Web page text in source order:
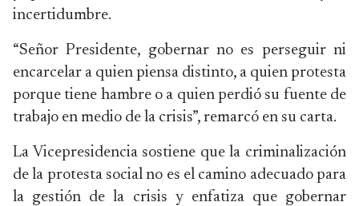
incertidumbre.
“Señor Presidente, gobernar no es perseguir ni
encarcelar a quien piensa distinto, a quien protesta
porque tiene hambre o a quien perdió su fuente de
trabajo en medio de la crisis”, remarcó en su carta.
La Vicepresidencia sostiene que la criminalización
de la protesta social no es el camino adecuado para
la gestión de la crisis y enfatiza que gobernar